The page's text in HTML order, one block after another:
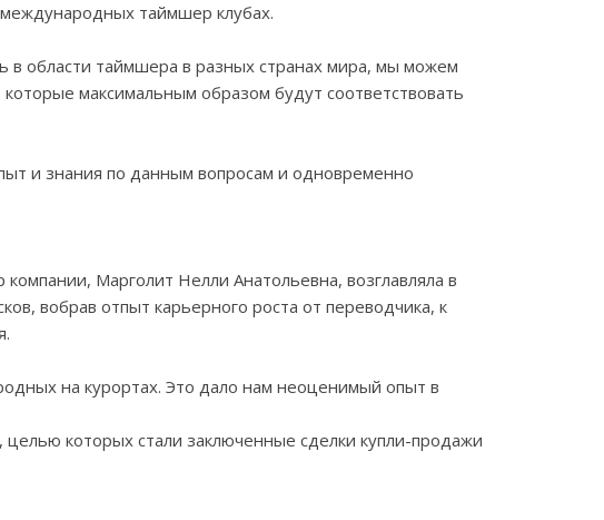
таймшер клубах.
в области таймшера в разных странах мира, мы можем
максимальным образом будут соответствовать
и знания по данным вопросам и одновременно
Марголит Нелли Анатольевна, возглавляла в
вобрав отпыт карьерного роста от переводчика, к
на курортах. Это дало нам неоценимый опыт в
которых стали заключенные сделки купли-продажи